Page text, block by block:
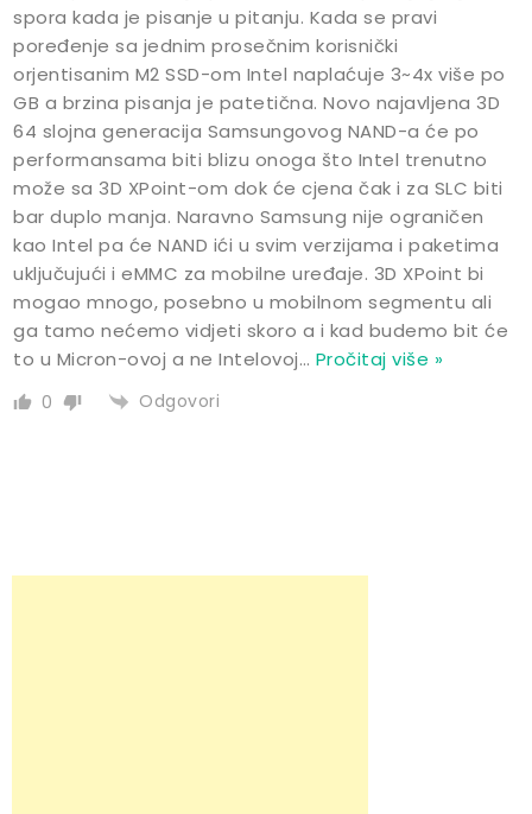
spora kada je pisanje u pitanju. Kada se pravi
poređenje sa jednim prosečnim korisnički
orjentisanim M2 SSD-om Intel naplaćuje 3~4x više po
GB a brzina pisanja je patetična. Novo najavljena 3D
64 slojna generacija Samsungovog NAND-a će po
performansama biti blizu onoga što Intel trenutno
može sa 3D XPoint-om dok će cjena čak i za SLC biti
bar duplo manja. Naravno Samsung nije ograničen
kao Intel pa će NAND ići u svim verzijama i paketima
uključujući i eMMC za mobilne uređaje. 3D XPoint bi
mogao mnogo, posebno u mobilnom segmentu ali
ga tamo nećemo vidjeti skoro a i kad budemo bit će
to u Micron-ovoj a ne Intelovoj… Pročitaj više »
0 Odgovori